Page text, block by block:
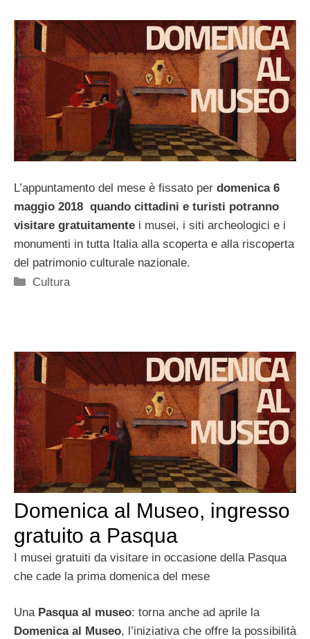
L’appuntamento del mese è fissato per domenica 6
maggio 2018 quando cittadini e turisti potranno
visitare gratuitamente i musei, i siti archeologici e i
monumenti in tutta Italia alla scoperta e alla riscoperta
del patrimonio culturale nazionale.
Categorie
Cultura
Domenica al Museo, ingresso
gratuito a Pasqua
I musei gratuiti da visitare in occasione della Pasqua
che cade la prima domenica del mese
Una Pasqua al museo: torna anche ad aprile la
Domenica al Museo, l’iniziativa che offre la possibilità